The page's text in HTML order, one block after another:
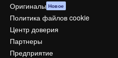
Оригиналы Новое
Политика файлов cookie
Центр доверия
Партнеры
Предприятие